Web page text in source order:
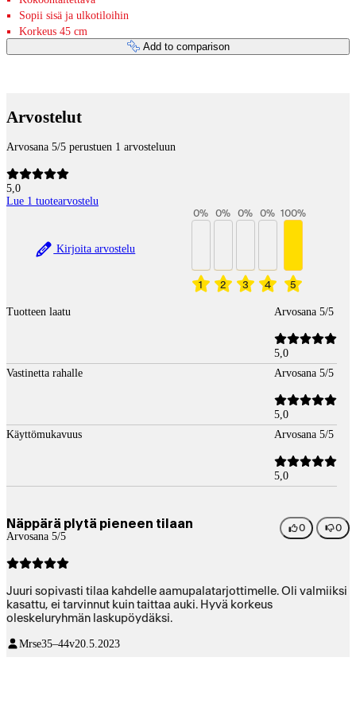
Sopii sisä ja ulkotiloihin
Korkeus 45 cm
Add to comparison
Arvostelut
Arvosana 5/5 perustuen 1 arvosteluun
5,0
Lue 1 tuotearvostelu
Kirjoita arvostelu
1
0%
2
0%
3
0%
4
0%
5
100%
Tuotteen laatu Arvosana 5/5
5,0
Vastinetta rahalle
Arvosana 5/5
5,0
Käyttömukavuus
Arvosana 5/5
5,0
Näppärä plytä pieneen tilaan
Arvosana 5/5
0 0
Juuri sopivasti tilaa kahdelle aamupalatarjottimelle. Oli valmiiksi
kasattu, ei tarvinnut kuin taittaa auki. Hyvä korkeus
oleskeluryhmän laskupöydäksi.
Mrse35–44v20.5.2023